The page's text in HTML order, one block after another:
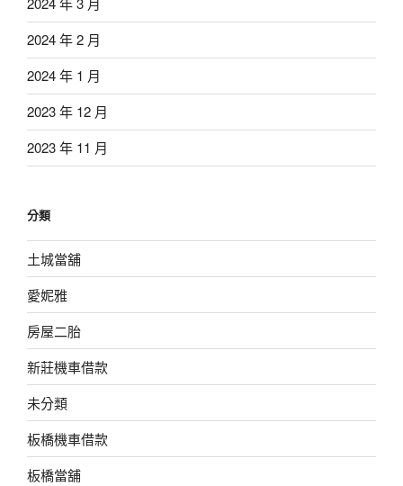
2024 年 2 月
2024 年 1 月
2023 年 12 月
2023 年 11 月
分類
土城當舖
愛妮雅
房屋二胎
新莊機車借款
未分類
板橋機車借款
板橋當舖